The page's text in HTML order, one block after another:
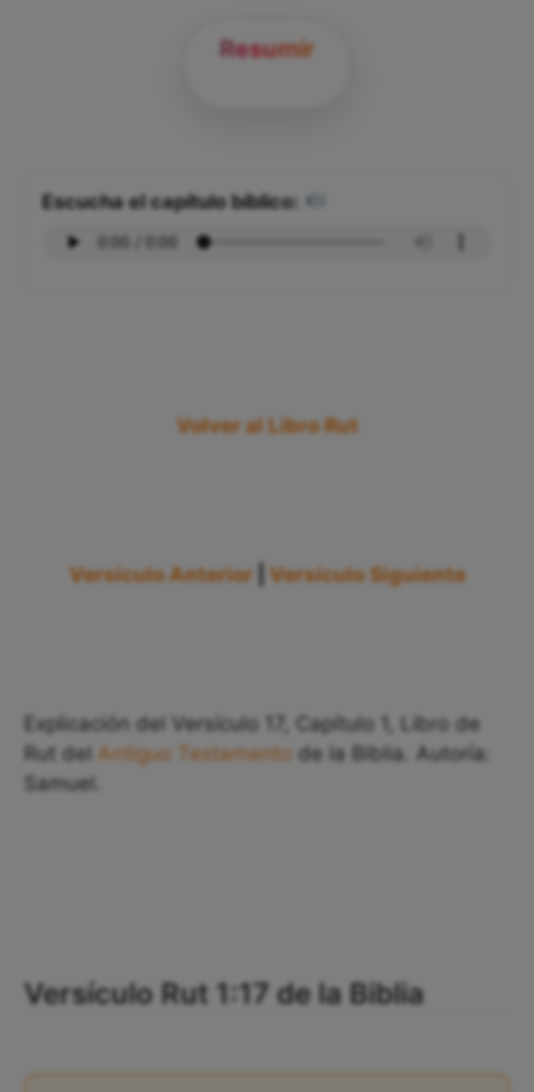
Resumir
Escucha el capítulo bíblico:
Volver al Libro Rut
Versículo Anterior Versículo Siguiente
Explicación del Versículo 17, Capítulo 1, Libro de
Rut del Antiguo Testamento de la Biblia. Autoría:
Samuel.
Versículo Rut 1:17 de la Biblia